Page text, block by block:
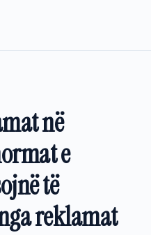
në
e
të
reklamat